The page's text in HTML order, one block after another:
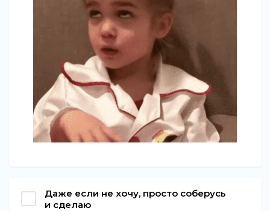
Даже если не хочу, просто соберусь
и сделаю